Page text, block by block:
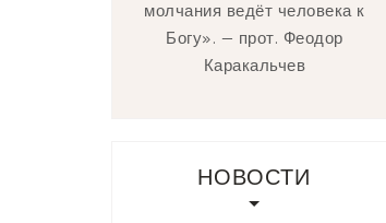
молчания ведёт человека к
Богу». — прот. Феодор
Каракальчев
НОВОСТИ